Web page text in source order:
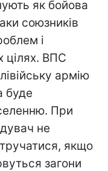
як бойова
союзників
і
цілях. ВПС
армію
буде
При
не
якщо
загони